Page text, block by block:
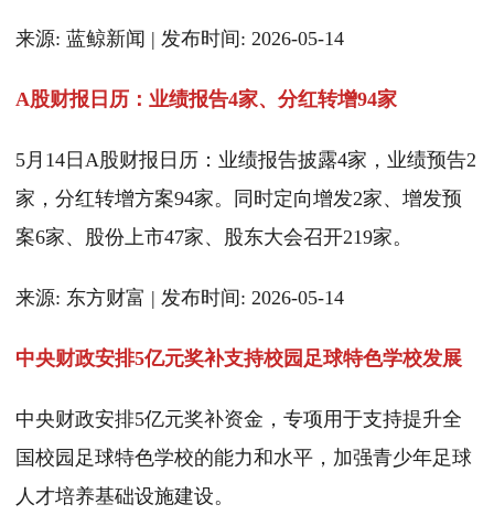
来源: 蓝鲸新闻 | 发布时间: 2026-05-14
A股财报日历：业绩报告4家、分红转增94家
5月14日A股财报日历：业绩报告披露4家，业绩预告2
家，分红转增方案94家。同时定向增发2家、增发预
案6家、股份上市47家、股东大会召开219家。
来源: 东方财富 | 发布时间: 2026-05-14
中央财政安排5亿元奖补支持校园足球特色学校发展
中央财政安排5亿元奖补资金，专项用于支持提升全
国校园足球特色学校的能力和水平，加强青少年足球
人才培养基础设施建设。